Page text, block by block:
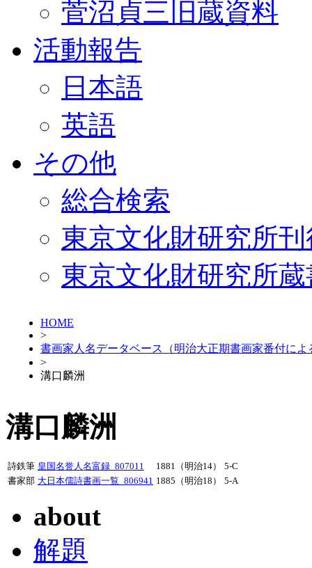
菅沼貞三旧蔵資料
活動報告
日本語
英語
その他
総合検索
東京文化財研究所
東京文化財研究所
HOME
>
書画家人名データベース（明治大正期書画家番付によ
>
溝口麟洲
溝口麟洲
詩鉄筆 皇国名誉人名富録_807011 1881（明治14）
5-C
書家部 大日本儒詩書画一覧_806941 1885（明治18） 5-A
about
解題